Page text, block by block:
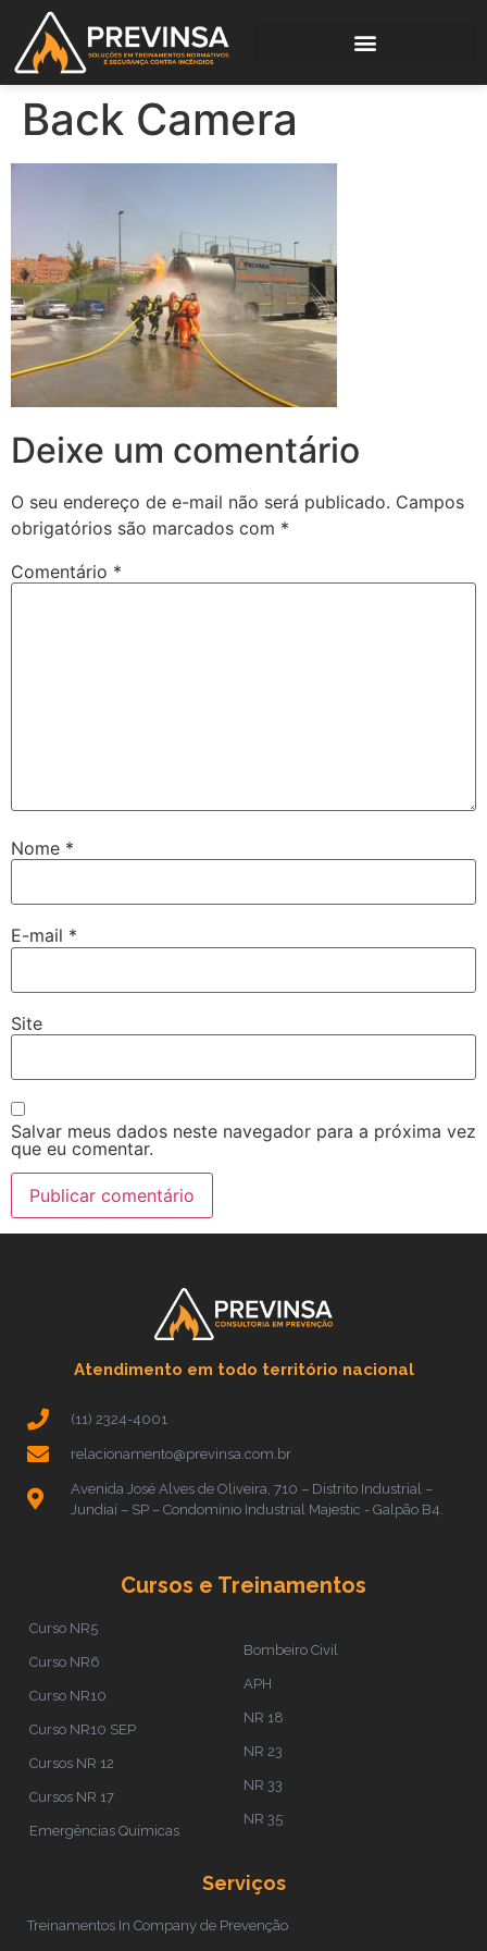
Back Camera
Deixe um comentário
O seu endereço de e-mail não será publicado. Campos
obrigatórios são marcados com *
Comentário *
Nome *
E-mail *
Site
Salvar meus dados neste navegador para a próxima vez
que eu comentar.
Atendimento em todo território nacional
(11) 2324-4001
relacionamento@previnsa.com.br
Avenida José Alves de Oliveira, 710 – Distrito Industrial –
Jundiaí – SP – Condomínio Industrial Majestic - Galpão B4.
Cursos e Treinamentos
Curso NR5
Curso NR6
Curso NR10
Curso NR10 SEP
Cursos NR 12
Cursos NR 17
Emergências Químicas
Bombeiro Civil
APH
NR 18
NR 23
NR 33
NR 35
Serviços
Treinamentos In Company de Prevenção